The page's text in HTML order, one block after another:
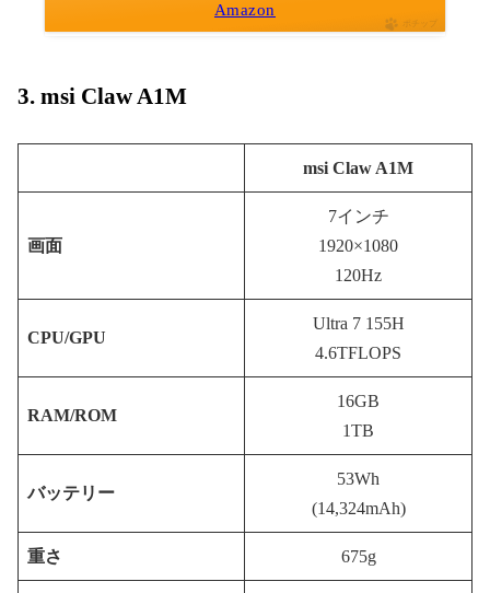
Amazon
ポチップ
3. msi Claw A1M
msi Claw A1M
画面
7インチ
1920×1080
120Hz
CPU/GPU
Ultra 7 155H
4.6TFLOPS
RAM/ROM
16GB
1TB
バッテリー
53Wh
(14,324mAh)
重さ 675g